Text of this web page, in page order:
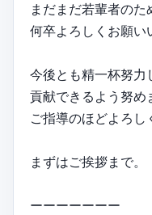
まだまだ若輩者のた
何卒よろしくお願い
今後とも精一杯努力
貢献できるよう努め
ご指導のほどよろし
まずはご挨拶まで。
ーーーーーーー